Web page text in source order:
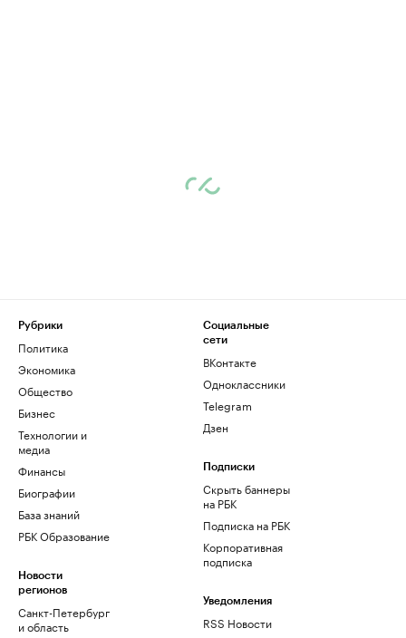
Рубрики
Политика
Экономика
Общество
Бизнес
Технологии и
медиа
Финансы
Биографии
База знаний
РБК Образование
Новости
регионов
Санкт-Петербург
и область
Социальные
сети
ВКонтакте
Одноклассники
Telegram
Дзен
Подписки
Скрыть баннеры
на РБК
Подписка на РБК
Корпоративная
подписка
Уведомления
RSS Новости